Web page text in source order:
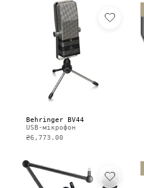
Behringer BV44
USB-мікрофон
₴6,773.00